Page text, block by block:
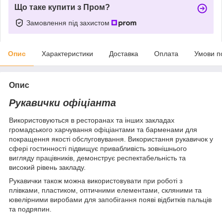
Що таке купити з Пром?
Замовлення під захистом
Опис Характеристики Доставка Оплата Умови
Опис
Рукавички офіціанта
Використовуються в ресторанах та інших закладах
громадського харчування офіціантами та барменами для
покращення якості обслуговування. Використання рукавичок у
сфері гостинності підвищує привабливість зовнішнього
вигляду працівників, демонструє респектабельність та
високий рівень закладу.
Рукавички також можна використовувати при роботі з
плівками, пластиком, оптичними елементами, скляними та
ювелірними виробами для запобігання появі відбитків пальців
та подряпин.